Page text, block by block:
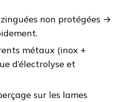
non protégées →
métaux (inox +
d’électrolyse et
sur les lames